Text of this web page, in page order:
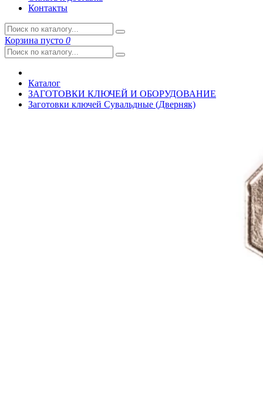
Контакты
Корзина пусто 0
Каталог
ЗАГОТОВКИ КЛЮЧЕЙ И ОБОРУДОВАНИЕ
Заготовки ключей Сувальдные (Дверняк)